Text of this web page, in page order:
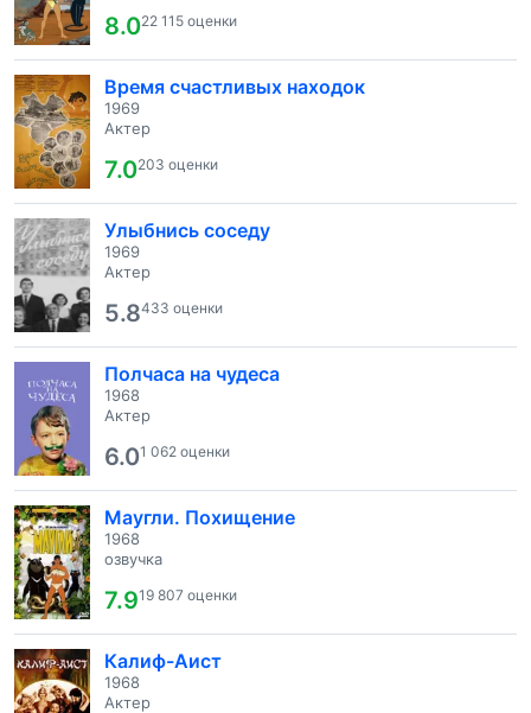
8.022 115 оценки
Время счастливых находок
1969
Актер
7.0203 оценки
Улыбнись соседу
1969
Актер
5.8433 оценки
Полчаса на чудеса
1968
Актер
6.01 062 оценки
Маугли. Похищение
1968
озвучка
7.919 807 оценки
Калиф-Аист
1968
Актер